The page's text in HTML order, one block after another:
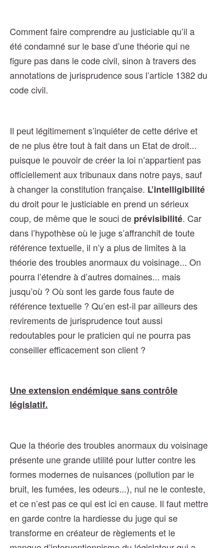
Comment faire comprendre au justiciable qu’il a
été condamné sur le base d’une théorie qui ne
figure pas dans le code civil, sinon à travers des
annotations de jurisprudence sous l’article 1382 du
code civil.
Il peut légitimement s’inquiéter de cette dérive et
de ne plus être tout à fait dans un Etat de droit...
puisque le pouvoir de créer la loi n’appartient pas
officiellement aux tribunaux dans notre pays, sauf
à changer la constitution française. L’intelligibilité
du droit pour le justiciable en prend un sérieux
coup, de même que le souci de prévisibilité. Car
dans l’hypothèse où le juge s’affranchit de toute
référence textuelle, il n’y a plus de limites à la
théorie des troubles anormaux du voisinage... On
pourra l’étendre à d’autres domaines... mais
jusqu’où ? Où sont les garde fous faute de
référence textuelle ? Qu’en est-il par ailleurs des
revirements de jurisprudence tout aussi
redoutables pour le praticien qui ne pourra pas
conseiller efficacement son client ?
Une extension endémique sans contrôle
législatif.
Que la théorie des troubles anormaux du voisinage
présente une grande utilité pour lutter contre les
formes modernes de nuisances (pollution par le
bruit, les fumées, les odeurs...), nul ne le conteste,
et ce n’est pas ce qui est ici en cause. Il faut mettre
en garde contre la hardiesse du juge qui se
transforme en créateur de règlements et le